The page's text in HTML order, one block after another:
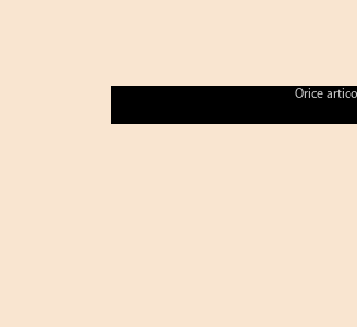
Orice